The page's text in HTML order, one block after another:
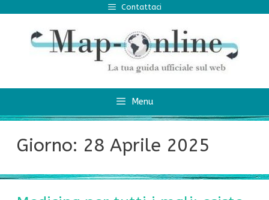
contenuto
Contattaci
Menu
Giorno: 28 Aprile 2025